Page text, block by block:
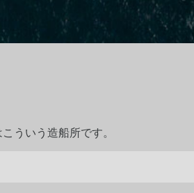
ういう造船所です。